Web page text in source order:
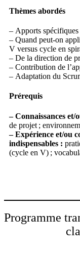
Thèmes abordés
– Apports spécifiques
– Quand peut-on
V versus cycle en
– De la direction de
– Contribution de
– Adaptation du
Prérequis
– Connaissances et/
de projet ;
– Expérience et/ou
indispensables :
(cycle en V) ;
Programme